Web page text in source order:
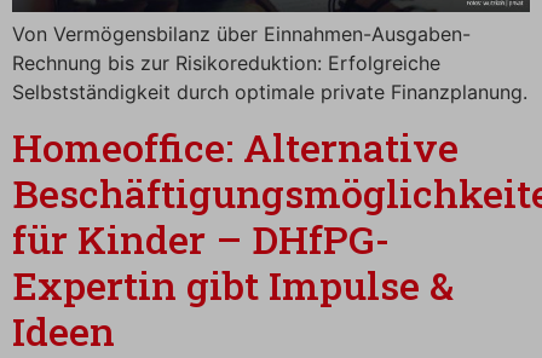
Von Vermögensbilanz über Einnahmen-Ausgaben-
Rechnung bis zur Risikoreduktion: Erfolgreiche
Selbstständigkeit durch optimale private Finanzplanung.
Homeoffice: Alternative
für Kinder – DHfPG-
Expertin gibt Impulse &
Ideen